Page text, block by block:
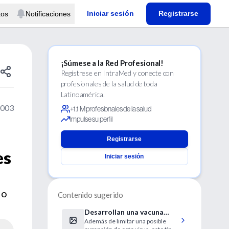
Notificaciones Iniciar sesión Registrarse
¡Súmese a la Red Profesional!
Regístrese en IntraMed y conecte con
profesionales de la salud de toda
Latinoamérica.
+1.1 M profesionales de la salud
Impulse su perfil
Registrarse
Iniciar sesión
Contenido sugerido
Desarrollan una vacuna
contra el virus de Ébola
Además de limitar una posible